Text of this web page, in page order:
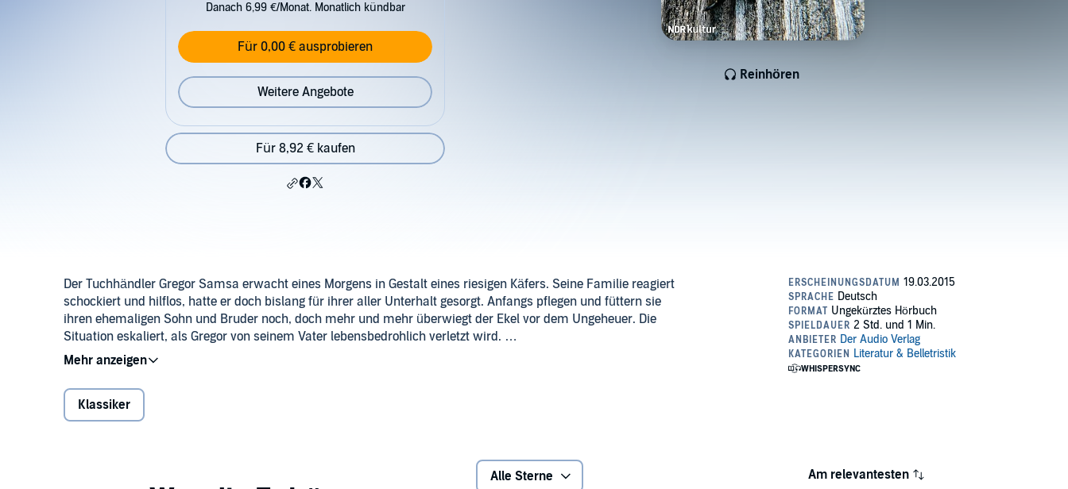
Reinhören
Danach 6,99 €/Monat. Monatlich kündbar
Für 0,00 € ausprobieren
Weitere Angebote
Für 8,92 € kaufen
Der Tuchhändler Gregor Samsa erwacht eines Morgens in Gestalt eines riesigen Käfers. Seine Familie reagiert
schockiert und hilflos, hatte er doch bislang für ihrer aller Unterhalt gesorgt. Anfangs pflegen und füttern sie
ihren ehemaligen Sohn und Bruder noch, doch mehr und mehr überwiegt der Ekel vor dem Ungeheuer. Die
Situation eskaliert, als Gregor von seinem Vater lebensbedrohlich verletzt wird.
Gregors Verwandlung ist ein stiller Aufschrei gegen Ohnmacht und Unmenschlichkeit in der modernen Welt.
Wie kaum ein anderes Werk hat Kafkas berühmteste Erzählung die Leser zugleich begeistert und
verstört.©Gemeinfrei (P)2015 DAV
Klassiker
Alle Sterne Am relevantesten